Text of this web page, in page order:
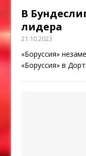
В
лидера
21.10.2023
«Боруссия»
«Боруссия» в